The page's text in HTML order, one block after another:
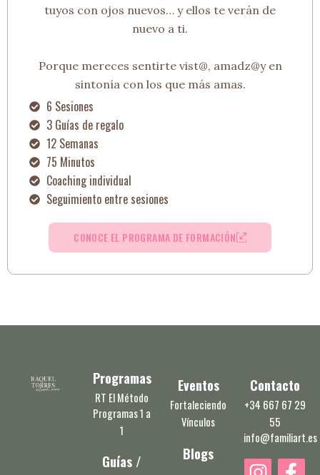
tuyos con ojos nuevos… y ellos te verán de
nuevo a ti.
Porque mereces sentirte vist@, amadz@y en
sintonía con los que más amas.
6 Sesiones
3 Guías de regalo
12 Semanas
75 Minutos
Coaching individual
Seguimiento entre sesiones
CONOCE EL PROGRAMA DE FORMACIÓN
Programas
RT El Método
Programas 1 a
1
Guías /
Eventos
Fortaleciendo
Vínculos
Blogs
Contacto
+34 667 67 29
55
info@familiart.es
I F